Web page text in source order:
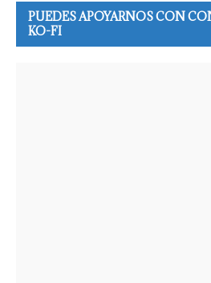
PUEDES APOYARNOS CON
KO-FI